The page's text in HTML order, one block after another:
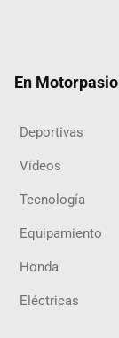
En
Deportivas
Vídeos
Tecnología
Equipamiento
Honda
Eléctricas